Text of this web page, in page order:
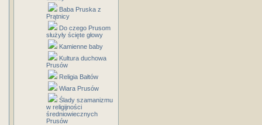
Baba Pruska z
Prątnicy
Do czego Prusom
służyły ścięte głowy
Kamienne baby
Kultura duchowa
Prusów
Religia Bałtów
Wiara Prusów
Ślady szamanizmu
w religijności
średniowiecznych
Prusów